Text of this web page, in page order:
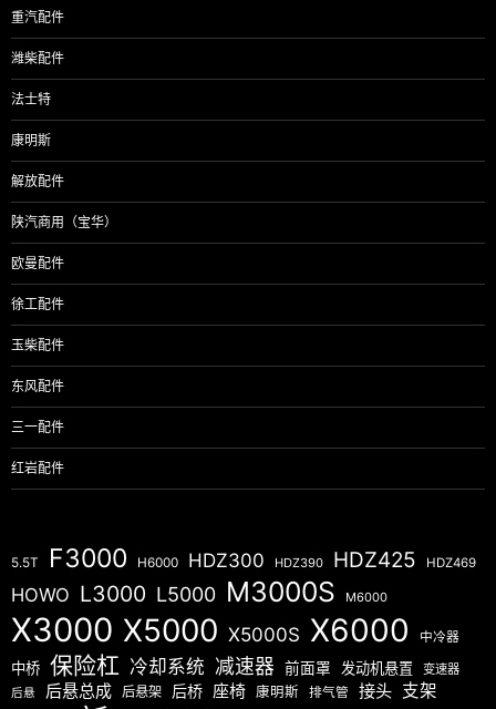
重汽配件
潍柴配件
法士特
康明斯
解放配件
陕汽商用（宝华）
欧曼配件
徐工配件
玉柴配件
东风配件
三一配件
红岩配件
5.5T F3000 H6000 HDZ300 HDZ390 HDZ425 HDZ469
HOWO L3000 L5000 M3000S M6000
X3000 X5000 X5000S X6000 中冷器
中桥 保险杠 冷却系统 减速器 前面罩 发动机悬置 变速器
后悬 后悬总成 后悬架 后桥 座椅 康明斯 排气管 接头 支架